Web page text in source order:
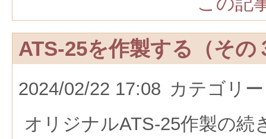
ATS-25を作製する（その
2024/02/22 17:08 カテゴリ
オリジナルATS-25作製の続